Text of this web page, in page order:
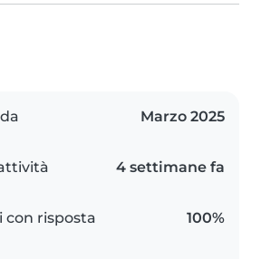
Marzo 2025
4 settimane fa
con risposta 100%